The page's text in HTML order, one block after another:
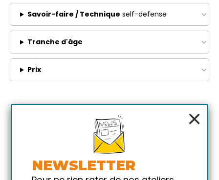
Savoir-faire / Technique self-defense
Tranche d'âge
Prix
×
NEWSLETTER